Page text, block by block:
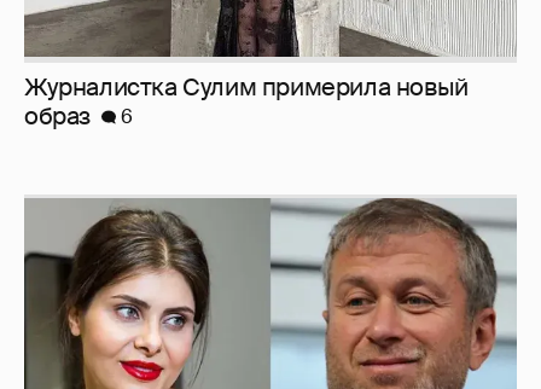
Журналистка Сулим примерила новый
образ
6